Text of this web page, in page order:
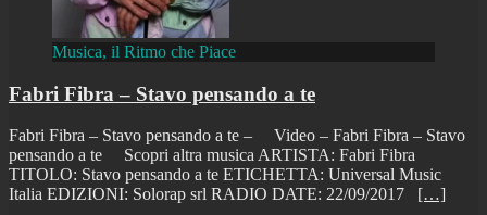
Musica, il Ritmo che Piace
Fabri Fibra – Stavo pensando a te
Fabri Fibra – Stavo pensando a te – Video – Fabri Fibra – Stavo
pensando a te Scopri altra musica ARTISTA: Fabri Fibra
TITOLO: Stavo pensando a te ETICHETTA: Universal Music
Italia EDIZIONI: Solorap srl RADIO DATE: 22/09/2017 […]